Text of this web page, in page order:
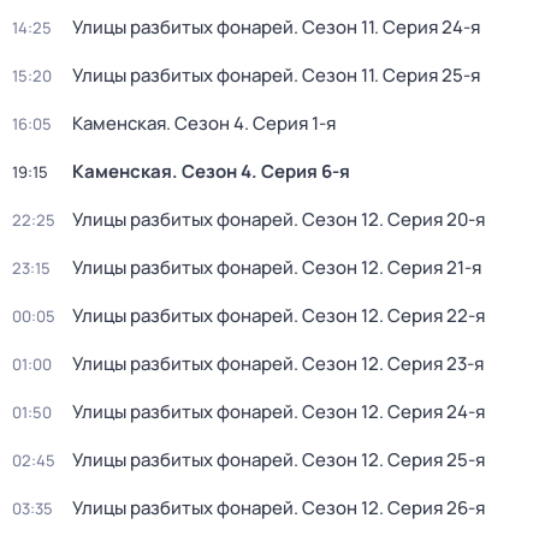
14:25 Улицы разбитых фонарей. Сезон 11. Серия 24-я
15:20 Улицы разбитых фонарей. Сезон 11. Серия 25-я
16:05 Каменская. Сезон 4. Серия 1-я
19:15 Каменская. Сезон 4. Серия 6-я
22:25 Улицы разбитых фонарей. Сезон 12. Серия 20-я
23:15 Улицы разбитых фонарей. Сезон 12. Серия 21-я
00:05 Улицы разбитых фонарей. Сезон 12. Серия 22-я
01:00 Улицы разбитых фонарей. Сезон 12. Серия 23-я
01:50 Улицы разбитых фонарей. Сезон 12. Серия 24-я
02:45 Улицы разбитых фонарей. Сезон 12. Серия 25-я
03:35 Улицы разбитых фонарей. Сезон 12. Серия 26-я